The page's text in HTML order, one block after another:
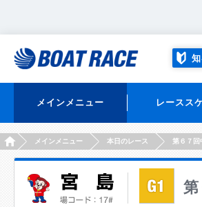
メインメニュー レースス
HOMEメインメニュー 本日のレース 第６７回
第